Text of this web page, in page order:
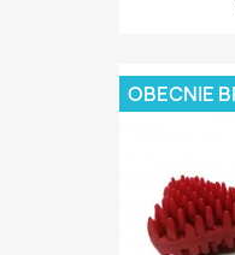
OBECNIE